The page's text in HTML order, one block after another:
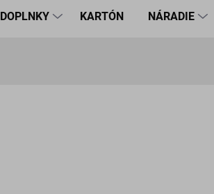
DOPLNKY KARTÓN NÁRADIE